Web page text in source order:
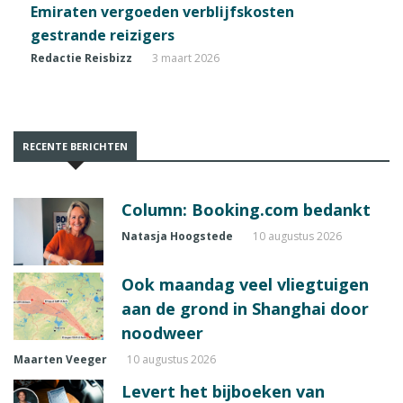
Emiraten vergoeden verblijfskosten
gestrande reizigers
Redactie Reisbizz 3 maart 2026
RECENTE BERICHTEN
Column: Booking.com bedankt
Natasja Hoogstede 10 augustus 2026
Ook maandag veel vliegtuigen
aan de grond in Shanghai door
noodweer
Maarten Veeger 10 augustus 2026
Levert het bijboeken van